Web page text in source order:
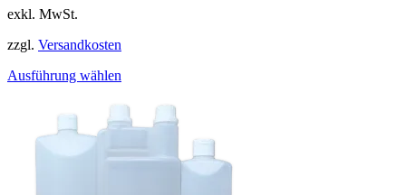
exkl. MwSt.
zzgl. Versandkosten
Ausführung wählen